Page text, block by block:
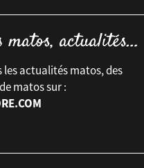
les actualités matos, des
matos sur :